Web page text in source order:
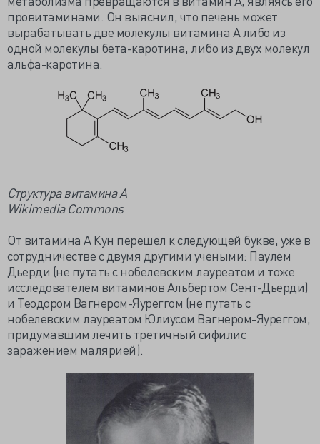
провитаминами. Он выяснил, что печень может
вырабатывать две молекулы витамина А либо из
одной молекулы бета-каротина, либо из двух молекул
альфа-каротина.
Структура витамина А
Wikimedia Commons
От витамина А Кун перешел к следующей букве, уже в
сотрудничестве с двумя другими учеными: Паулем
Дьерди (не путать с нобелевским лауреатом и тоже
исследователем витаминов Альбертом Сент-Дьерди)
и Теодором Вагнером-Яуреггом (не путать с
нобелевским лауреатом Юлиусом Вагнером-Яуреггом,
придумавшим лечить третичный сифилис
заражением малярией).